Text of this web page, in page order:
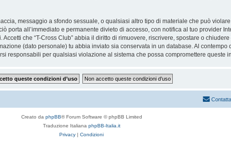
messaggio a sfondo sessuale, o qualsiasi altro tipo di materiale che può
porta all’immediato e permanente divieto di accesso, con notifica al tuo provider
che “T-Cross Club” abbia il diritto di rimuovere, riscrivere, spostare o
(dato personale) tu abbia inviato sia conservata in un database. Al
responsabili per qualsiasi violazione al sistema che possa compromettere queste
Creato da phpBB® Forum Software © phpBB Limited
Traduzione Italiana phpBB-Italia.it
Privacy | Condizioni